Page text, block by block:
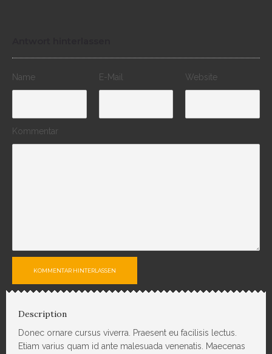
Name E-Mail Website
Kommentar
KOMMENTAR HINTERLASSEN
Description
Donec ornare cursus viverra. Praesent eu facilisis lectus.
Etiam varius quam id ante malesuada venenatis. Maecenas